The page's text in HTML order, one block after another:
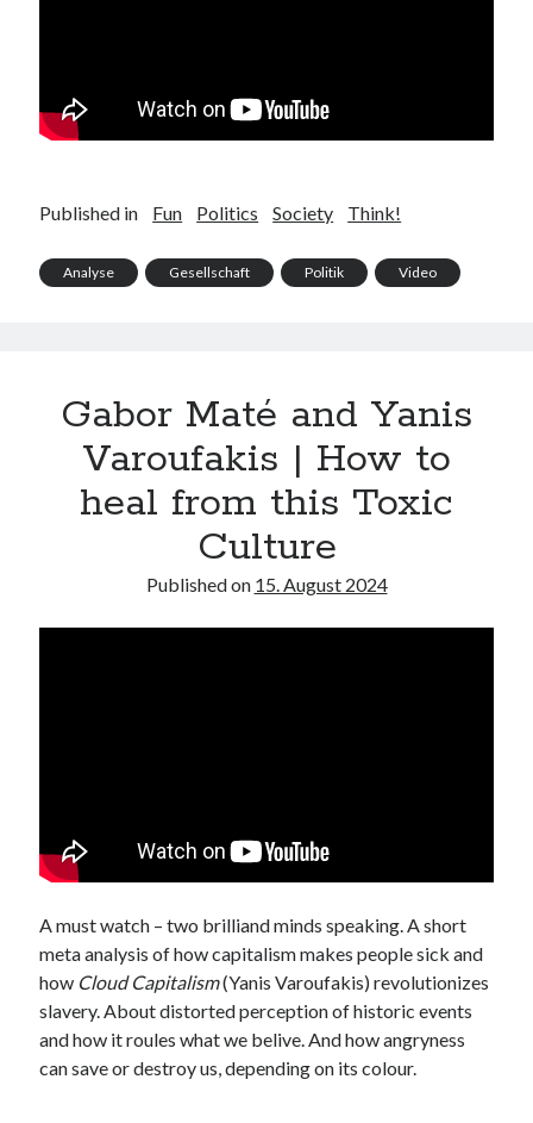
Published in Fun Politics Society Think!
Analyse Gesellschaft Politik Video
Gabor Maté and Yanis
Varoufakis | How to
heal from this Toxic
Culture
Published on 15. August 2024
A must watch – two brilliand minds speaking. A short
meta analysis of how capitalism makes people sick and
how Cloud Capitalism(Yanis Varoufakis) revolutionizes
slavery. About distorted perception of historic events
and how it roules what we belive. And how angryness
can save or destroy us, depending on its colour.